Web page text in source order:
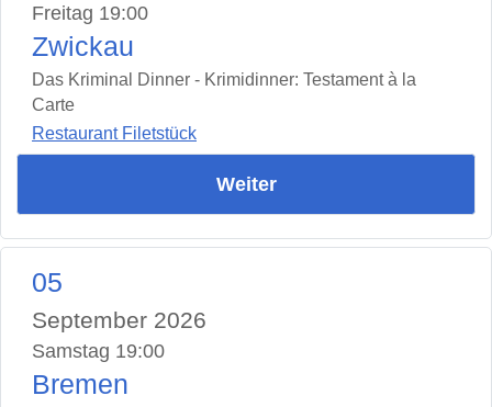
Freitag 19:00
Zwickau
Das Kriminal Dinner - Krimidinner: Testament à la
Carte
Restaurant Filetstück
Weiter
05
September 2026
Samstag 19:00
Bremen